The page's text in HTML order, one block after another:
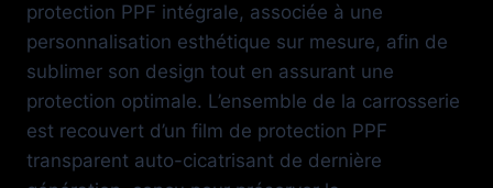
protection PPF intégrale, associée à une
personnalisation esthétique sur mesure, afin de
sublimer son design tout en assurant une
protection optimale. L’ensemble de la carrosserie
est recouvert d’un film de protection PPF
transparent auto-cicatrisant de dernière